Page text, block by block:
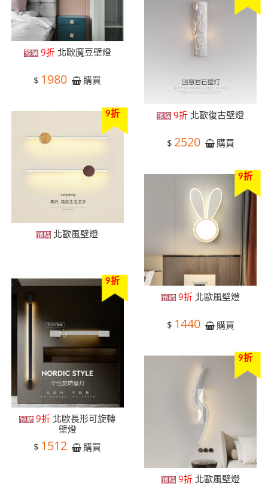
9折北歐魔豆壁燈
$ 1980 購買
9折 北歐復古壁燈
$ 2520 購買
9折
北歐風壁燈
9折
9折北歐風壁燈
$ 1440 購買
9折
9折 北歐長形可旋轉
壁燈
$ 1512 購買
9折
9折北歐風壁燈